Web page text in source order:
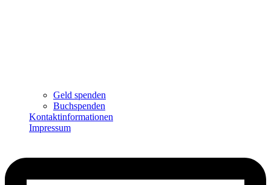
Geld spenden
Buchspenden
Kontaktinformationen
Impressum